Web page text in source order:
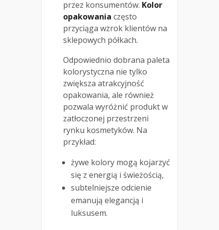
przez konsumentów. Kolor
opakowania często
przyciąga wzrok klientów na
sklepowych półkach.
Odpowiednio dobrana paleta
kolorystyczna nie tylko
zwiększa atrakcyjność
opakowania, ale również
pozwala wyróżnić produkt w
zatłoczonej przestrzeni
rynku kosmetyków. Na
przykład:
żywe kolory mogą kojarzyć
się z energią i świeżością,
subtelniejsze odcienie
emanują elegancją i
luksusem.